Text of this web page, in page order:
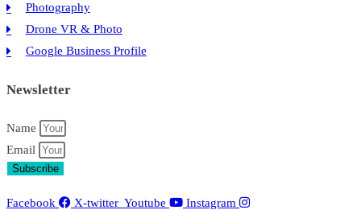
Photography
Drone VR & Photo
Google Business Profile
Newsletter
Name
Email
Subscribe
Facebook X-twitter Youtube Instagram